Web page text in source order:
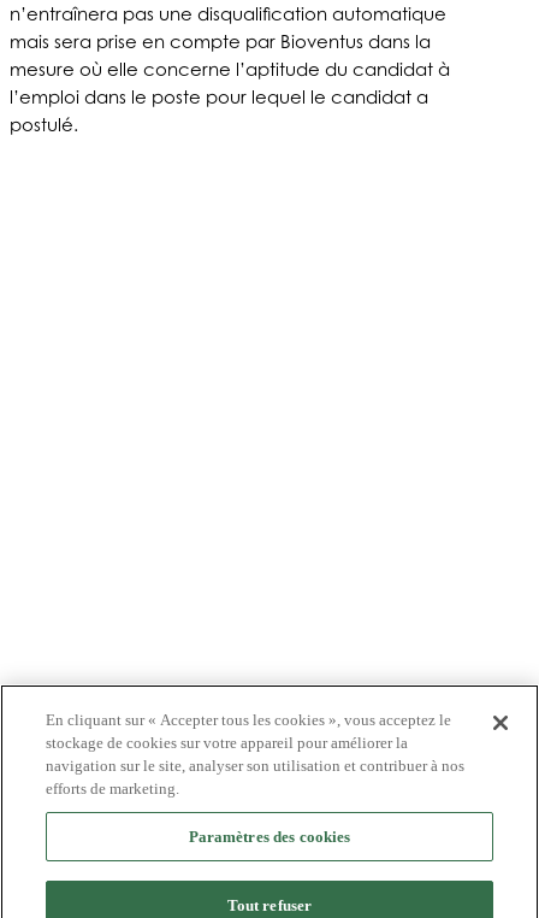
n’entraînera pas une disqualification automatique
mais sera prise en compte par Bioventus dans la
mesure où elle concerne l’aptitude du candidat à
l’emploi dans le poste pour lequel le candidat a
postulé.
CONTACTEZ-NOUS
BIONET
©2024 Bioventus. Tous droits réservés.
Politique de confidentialité|Conditions d’utilisation|Droits d’auteur et avis de
En cliquant sur « Accepter tous les cookies », vous acceptez le
stockage de cookies sur votre appareil pour améliorer la
navigation sur le site, analyser son utilisation et contribuer à nos
efforts de marketing.
Paramètres des cookies
Tout refuser